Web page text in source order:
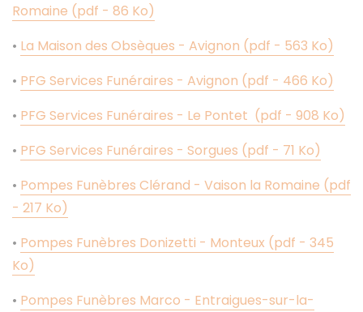
Romaine (pdf - 86 Ko)
• La Maison des Obsèques - Avignon (pdf - 563 Ko)
• PFG Services Funéraires - Avignon (pdf - 466 Ko)
• PFG Services Funéraires - Le Pontet (pdf - 908 Ko)
• PFG Services Funéraires - Sorgues (pdf - 71 Ko)
• Pompes Funèbres Clérand - Vaison la Romaine (pdf
- 217 Ko)
• Pompes Funèbres Donizetti - Monteux (pdf - 345
Ko)
• Pompes Funèbres Marco - Entraigues-sur-la-